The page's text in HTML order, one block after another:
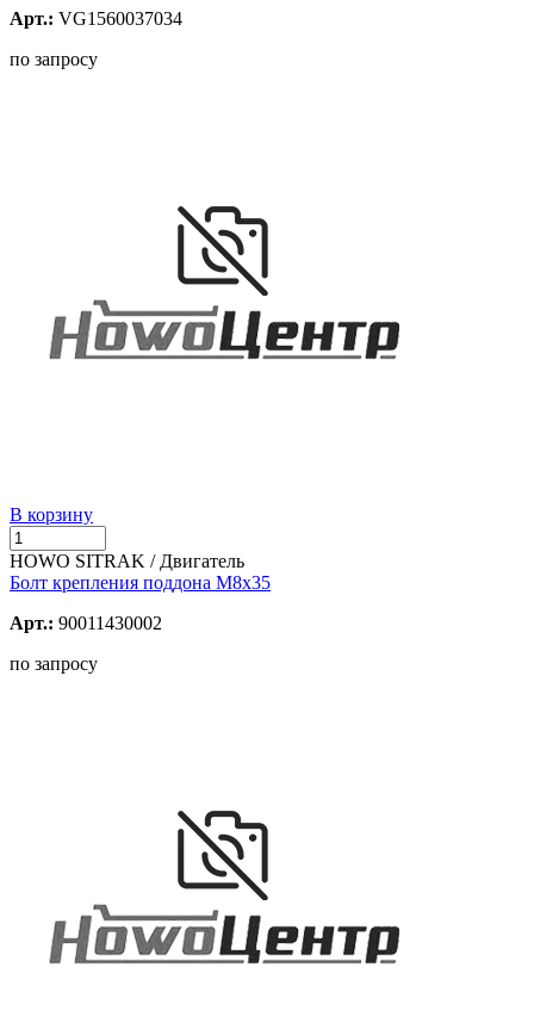
Арт.: VG1560037034
по запросу
В корзину
HOWO SITRAK / Двигатель
Болт крепления поддона М8х35
Арт.: 90011430002
по запросу